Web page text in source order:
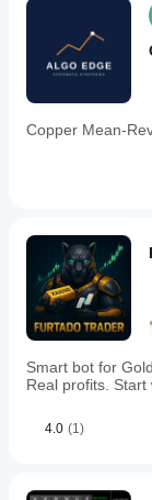
Copper Mean-
Smart bot for
Real profits. Start
4.0 (1)